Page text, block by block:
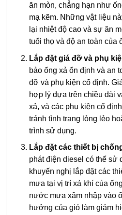
ăn mòn, chẳng hạn như
mạ kẽm. Những vật liệu
lại nhiệt độ cao và sự ăn
tuổi thọ và độ an toàn của
Lắp đặt giá đỡ và phụ
bảo ống xả ổn định và an
đỡ và phụ kiện cố định.
hợp lý dựa trên chiều dài
xả, và các phụ kiện cố
tránh tình trạng lỏng lẻo
trình sử dụng.
Lắp đặt các thiết bị
phát điện diesel có thể sử
khuyến nghị lắp đặt các
mưa tại vị trí xả khí của
nước mưa xâm nhập vào
hưởng của gió làm giảm